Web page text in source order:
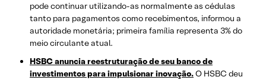
pode continuar utilizando-as normalmente as cédulas
tanto para pagamentos como recebimentos, informou a
autoridade monetária; primeira família representa 3% do
meio circulante atual.
HSBC anuncia reestruturação de seu banco de
investimentos para impulsionar inovação.O HSBC deu